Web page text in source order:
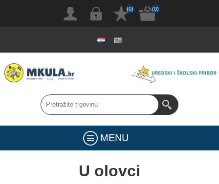
(0) (0)
MENU
U olovci